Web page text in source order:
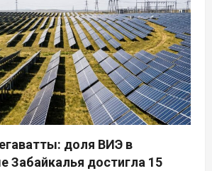
доля ВИЭ в
Забайкалья достигла 15